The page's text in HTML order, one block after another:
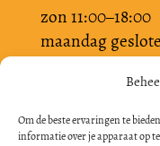
Om de beste ervaringen te
informatie over je apparaat op
zon 11:00–18:00
maandag